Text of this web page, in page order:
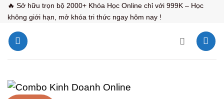
Bỏ
qua
nội
dung
🔥 Sở hữu trọn bộ 2000+ Khóa Học Online chỉ với 999K – Học
không giới hạn, mở khóa tri thức ngay hôm nay !